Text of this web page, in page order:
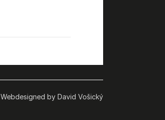
Webdesigned by David Vošický